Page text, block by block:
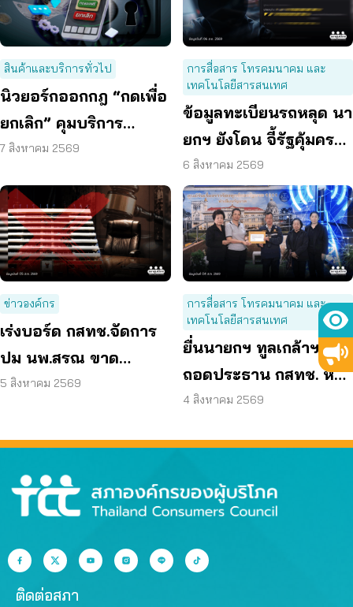
สินค้าและบริการทั่วไป
นิวยอร์กออกกฎ “กดเพื่อ
ยกเลิก” คุมบริการ
ออนไลน์ ต่ออายุสมาชิก
7 สิงหาคม 2569
การสื่อสาร โทรคมนาคม และ
เทคโนโลยีสารสนเทศ
ข้อมูลทะเบียนรถหลุด นา
ยกฯ ยังโดน จี้รัฐคุ้มครอง
ข้อมูลส่วนบุคคล
6 สิงหาคม 2569
ข่าวองค์กร
เร่งบอร์ด กสทช.จัดการ
ปม นพ.สรณ ขาด
คุณสมบัติ ตามมติ
5 สิงหาคม 2569
การสื่อสาร โทรคมนาคม และ
เทคโนโลยีสารสนเทศ
ยื่นนายกฯ ทูลเกล้าฯ
ถอดประธาน กสทช. ห่วง
คุ้มครองผู้บริโภคสะดุด
4 สิงหาคม 2569
ติดต่อสภา